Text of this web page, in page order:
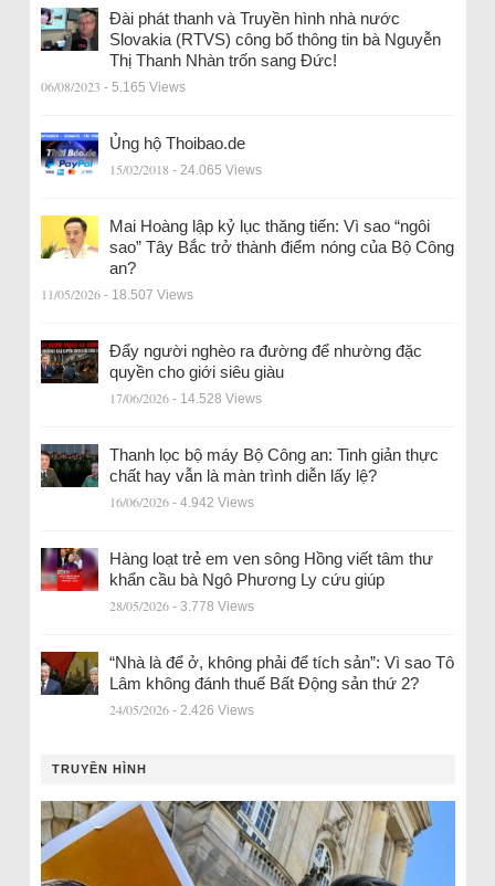
Đài phát thanh và Truyền hình nhà nước
Slovakia (RTVS) công bố thông tin bà Nguyễn
Thị Thanh Nhàn trốn sang Đức!
06/08/2023 - 5.165 Views
Ủng hộ Thoibao.de
15/02/2018 - 24.065 Views
Mai Hoàng lập kỷ lục thăng tiến: Vì sao “ngôi
sao” Tây Bắc trở thành điểm nóng của Bộ Công
an?
11/05/2026 - 18.507 Views
Đẩy người nghèo ra đường để nhường đặc
quyền cho giới siêu giàu
17/06/2026 - 14.528 Views
Thanh lọc bộ máy Bộ Công an: Tinh giản thực
chất hay vẫn là màn trình diễn lấy lệ?
16/06/2026 - 4.942 Views
Hàng loạt trẻ em ven sông Hồng viết tâm thư
khẩn cầu bà Ngô Phương Ly cứu giúp
28/05/2026 - 3.778 Views
“Nhà là để ở, không phải để tích sản”: Vì sao Tô
Lâm không đánh thuế Bất Động sản thứ 2?
24/05/2026 - 2.426 Views
TRUYỀN HÌNH